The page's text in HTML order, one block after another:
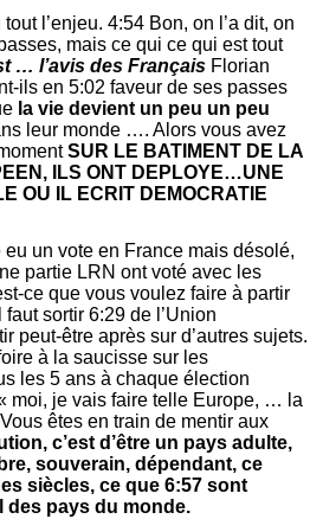
l’enjeu. 4:54 Bon, on l’a dit, on
mais ce qui ce qui est tout
… l’avis des Français Florian
ils en 5:02 faveur de ses passes
la vie devient un peu un peu
leur monde …. Alors vous avez
SUR LE BATIMENT DE LA
ILS ONT DEPLOYE…UNE
OU IL ECRIT DEMOCRATIE
un vote en France mais désolé,
partie LRN ont voté avec les
ce que vous voulez faire à partir
faut sortir 6:29 de l’Union
peut-être après sur d’autres sujets.
à la saucisse sur les
les 5 ans à chaque élection
moi, je vais faire telle Europe, … la
êtes en train de mentir aux
c’est d’être un pays adulte,
souverain, dépendant, ce
siècles, ce que 6:57 sont
des pays du monde.